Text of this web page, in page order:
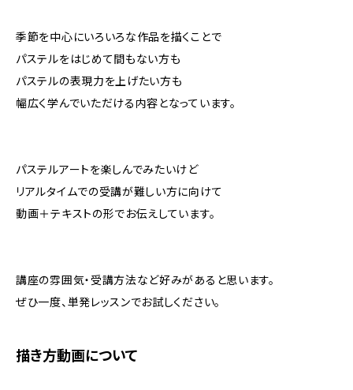
季節を中心にいろいろな作品を描くことで
パステルをはじめて間もない方も
パステルの表現力を上げたい方も
幅広く学んでいただける内容となっています。
パステルアートを楽しんでみたいけど
リアルタイムでの受講が難しい方に向けて
動画＋テキストの形でお伝えしています。
講座の雰囲気・受講方法など好みがあると思います。
ぜひ一度、単発レッスンでお試しください。
描き方動画について